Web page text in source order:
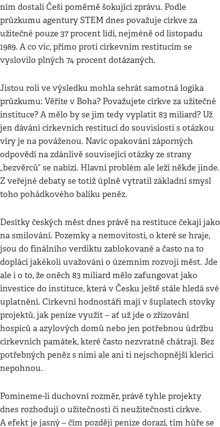
ním dostali Češi poměrně šokující zprávu. Podle
průzkumu agentury STEM dnes považuje církve za
užitečné pouze 37 procent lidí, nejméně od listopadu
1989. A co víc, přímo proti církevním restitucím se
vyslovilo plných 74 procent dotázaných.
Jistou roli ve výsledku mohla sehrát samotná logika
průzkumu: Věříte v Boha? Považujete církve za užitečné
instituce? A mělo by se jim tedy vyplatit 83 miliard? Už
jen dávání církevních restitucí do souvislosti s otázkou
víry je na pováženou. Navíc opakování záporných
odpovědí na zdánlivě související otázky ze strany
„bezvěrců“ se nabízí. Hlavní problém ale leží někde jinde.
Z veřejné debaty se totiž úplně vytratil základní smysl
toho pohádkového balíku peněz.
Desítky českých měst dnes právě na restituce čekají jako
na smilování. Pozemky a nemovitosti, o které se hraje,
jsou do finálního verdiktu zablokované a často na to
doplácí jakékoli uvažování o územním rozvoji měst. Jde
ale i o to, že oněch 83 miliard mělo zafungovat jako
investice do instituce, která v Česku ještě stále hledá své
uplatnění. Církevní hodnostáři mají v šuplatech stovky
projektů, jak peníze využít – ať už jde o zřizování
hospiců a azylových domů nebo jen potřebnou údržbu
církevních památek, které často nezvratně chátrají. Bez
potřebných peněz s nimi ale ani ti nejschopnější klerici
nepohnou.
Pomineme-li duchovní rozměr, právě tyhle projekty
dnes rozhodují o užitečnosti či neužitečnosti církve.
A efekt je jasný – čím později peníze dorazí, tím hůře se